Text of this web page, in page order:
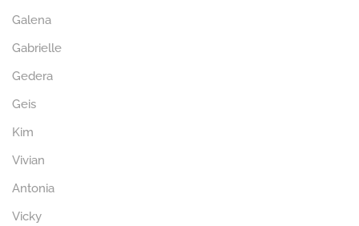
Galena
Gabrielle
Gedera
Geis
Kim
Vivian
Antonia
Vicky